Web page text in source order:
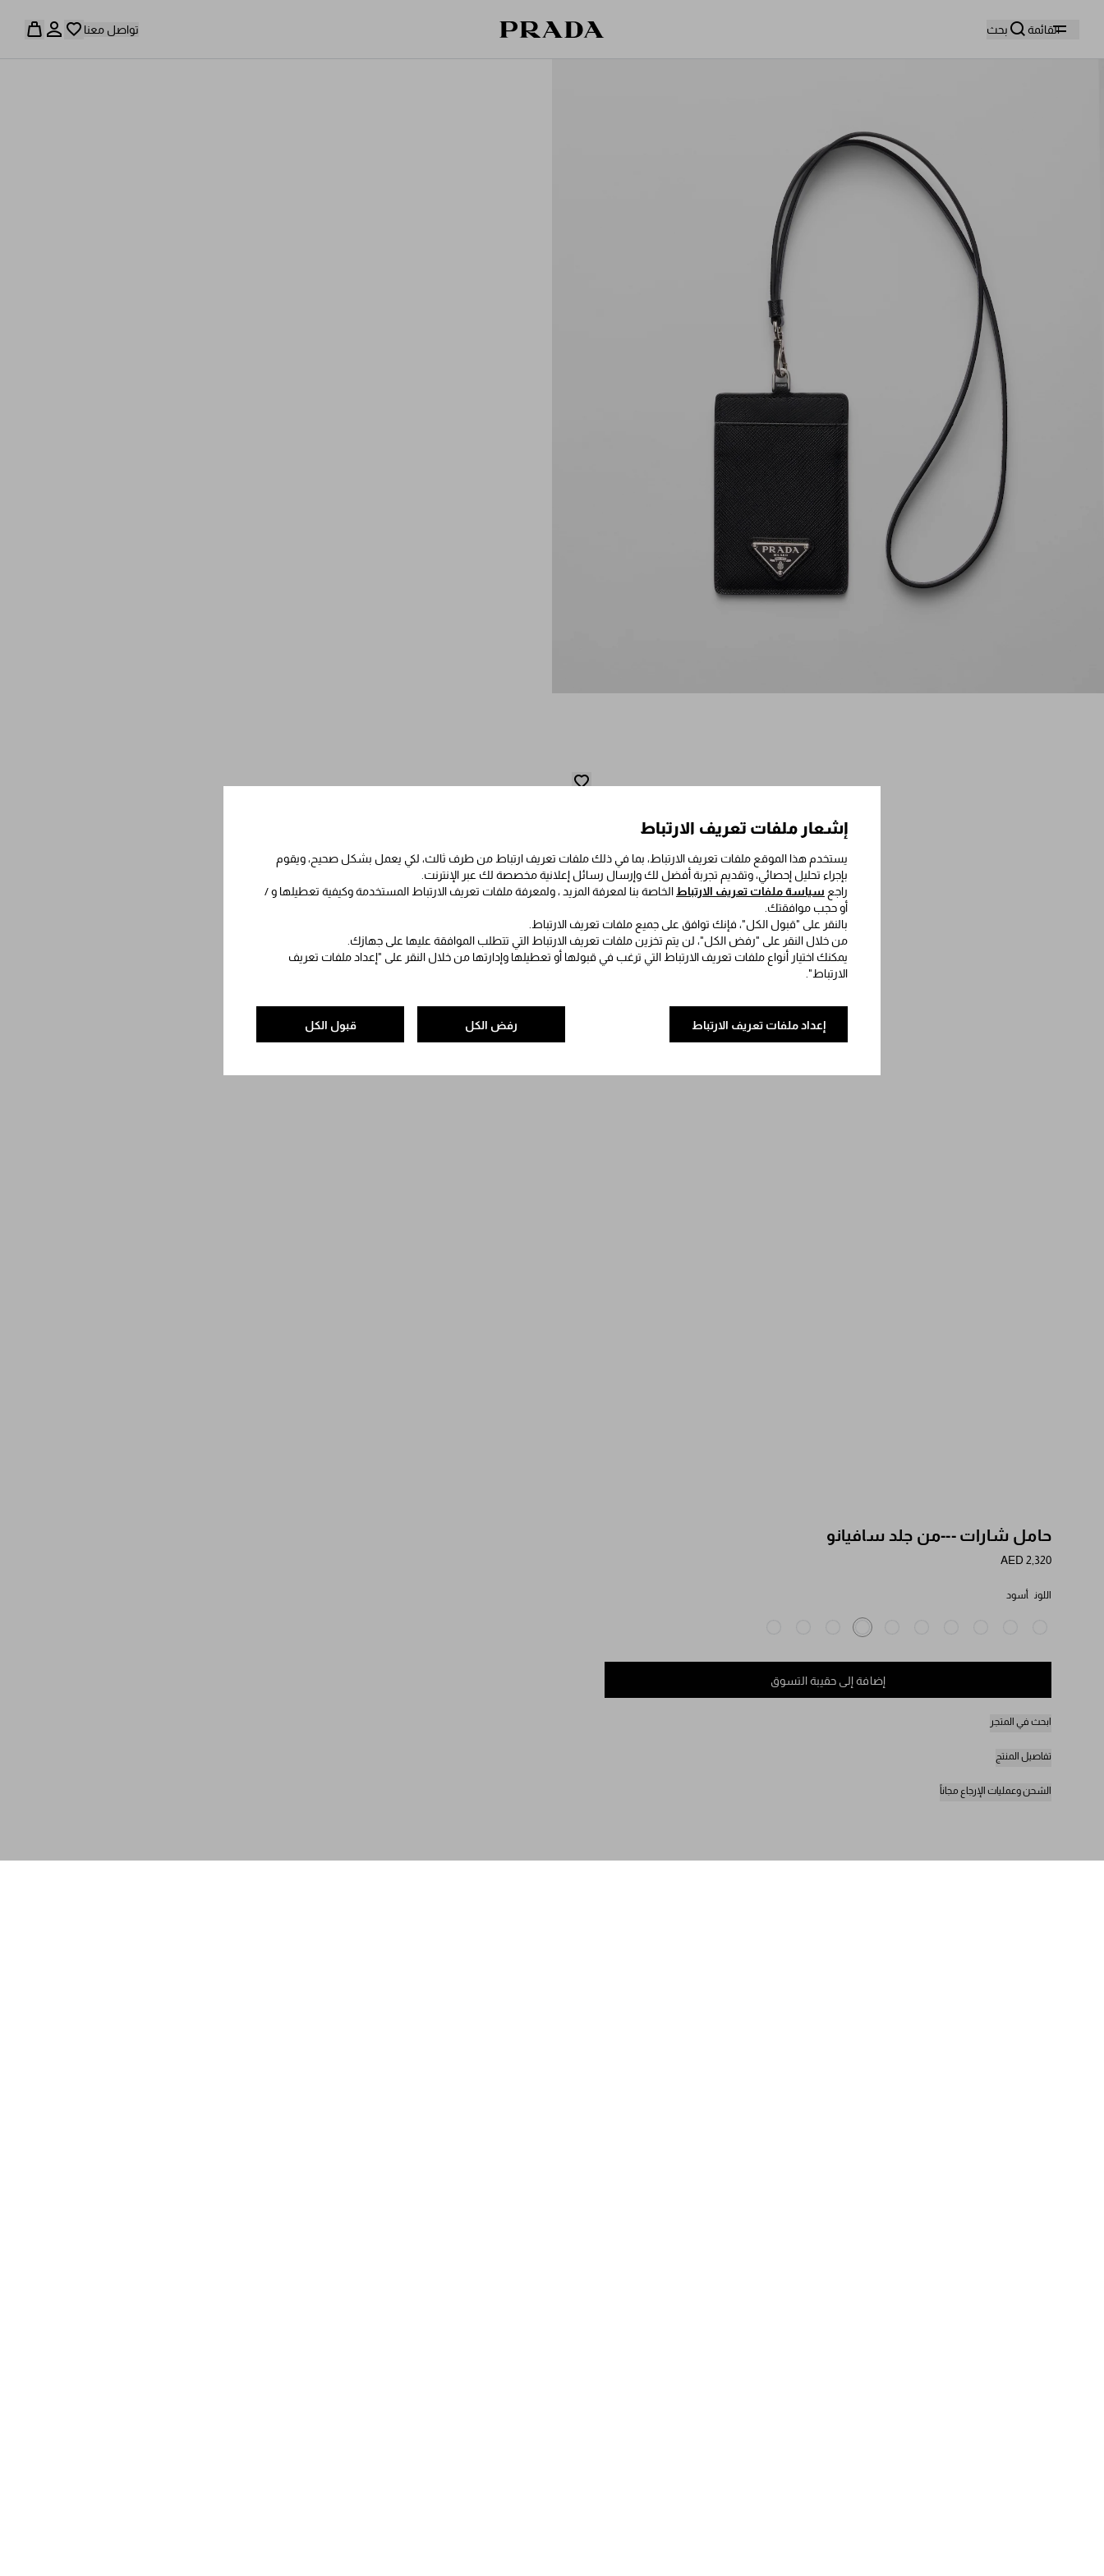
إشعار ملفات تعريف الارتباط
يستخدم هذا الموقع ملفات تعريف الارتباط، بما في ذلك ملفات تعريف ارتباط من طرف ثالث، لكي يعمل بشكل صحيح، ويقوم
بإجراء تحليل إحصائي، وتقديم تجربة أفضل لك وإرسال رسائل إعلانية مخصصة لك عبر الإنترنت.
راجع سياسة ملفات تعريف الارتباط الخاصة بنا لمعرفة المزيد ، ولمعرفة ملفات تعريف الارتباط المستخدمة وكيفية تعطيلها و /
أو حجب موافقتك.
بالنقر على "قبول الكل"، فإنك توافق على جميع ملفات تعريف الارتباط.
من خلال النقر على "رفض الكل"، لن يتم تخزين ملفات تعريف الارتباط التي تتطلب الموافقة عليها على جهازك.
يمكنك اختيار أنواع ملفات تعريف الارتباط التي ترغب في قبولها أو تعطيلها وإدارتها من خلال النقر على "إعداد ملفات تعريف
الارتباط".
قبول الكل رفض الكل إعداد ملفات تعريف الارتباط
القائمة بحث تواصل معنا سجِّل الدخول أو أنشئ حسابك الشخصي
واحفظوا قطعكم المفضّلة، واستلموها من هنا.
سجِّل الدخول أو أنشئ حسابك الشخصي
حامل شارات ---من جلد سافيانو
AED 2,320
اللون أسود
إضافة إلى حقيبة التسوق
ابحث في المتجر
تفاصيل المنتج
الشحن وعمليات الإرجاع مجاناً